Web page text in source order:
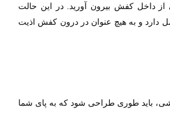
از داخل کفش بیرون آورید. در این حالت
دارد و به هیچ عنوان در درون کفش اذیت
باید طوری طراحی شود که به پای شما